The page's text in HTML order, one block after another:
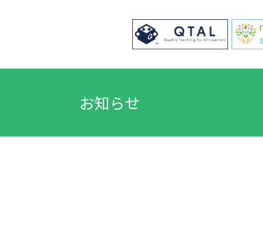
お知らせ